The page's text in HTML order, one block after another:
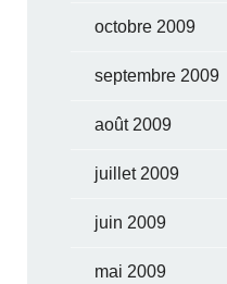
octobre 2009
septembre 2009
août 2009
juillet 2009
juin 2009
mai 2009